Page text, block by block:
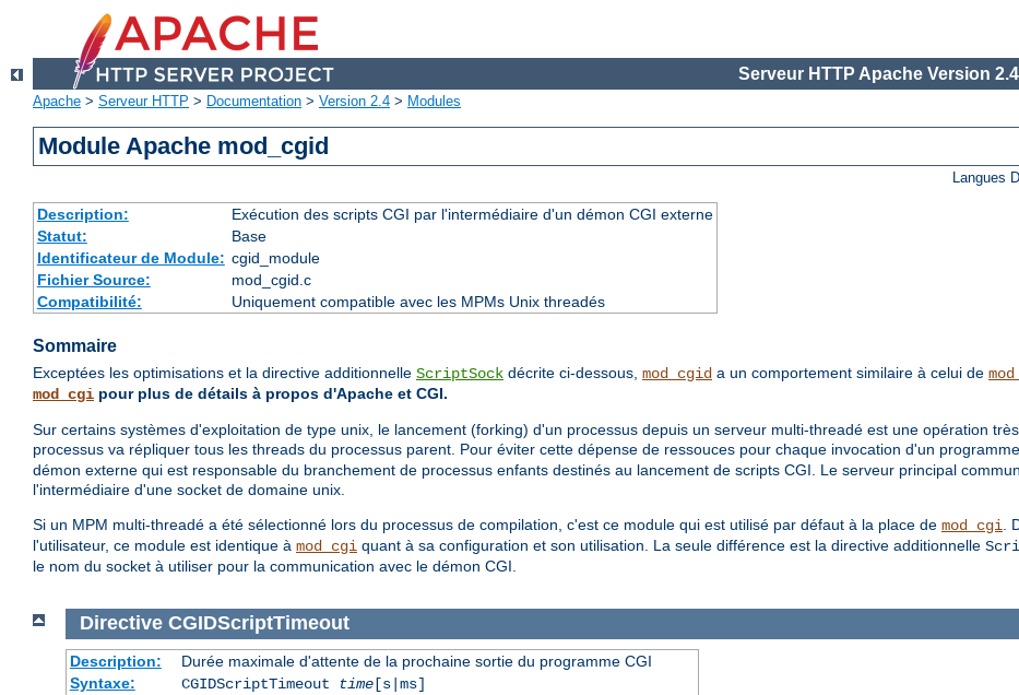
Serveur HTTP Apache Version 2.4
Apache > Serveur HTTP > Documentation > Version 2.4 > Modules
Module Apache mod_cgid
Langues
Description:
Exécution des scripts CGI par l'intermédiaire d'un démon CGI externe
Statut:
Base
Identificateur de Module: cgid_module
Fichier Source:
mod_cgid.c
Compatibilité:
Uniquement compatible avec les MPMs Unix threadés
Sommaire
Exceptées les optimisations et la directive additionnelle ScriptSock décrite ci-dessous, mod_cgid a un comportement similaire à celui de
mod_cgi pour plus de détails à propos d'Apache et CGI.
Sur certains systèmes d'exploitation de type unix, le lancement (forking) d'un processus depuis un serveur multi-threadé est une opération
processus va répliquer tous les threads du processus parent. Pour éviter cette dépense de ressouces pour chaque invocation d'un
démon externe qui est responsable du branchement de processus enfants destinés au lancement de scripts CGI. Le serveur principal
l'intermédiaire d'une socket de domaine unix.
Si un MPM multi-threadé a été sélectionné lors du processus de compilation, c'est ce module qui est utilisé par défaut à la place de mod_cgi.
l'utilisateur, ce module est identique à mod_cgi quant à sa configuration et son utilisation. La seule différence est la directive additionnelle
le nom du socket à utiliser pour la communication avec le démon CGI.
Directive CGIDScriptTimeout
Description:
Durée maximale d'attente de la prochaine sortie du programme CGI
Syntaxe:
CGIDScriptTimeout time[s|ms]